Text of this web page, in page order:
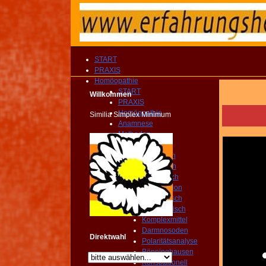
START
PRAXIS
Homöopathie
START
PRAXIS
Homöopathie
Anamnese
Methoden
Klinisch
Biologisch
Klassissch
Isopathisch
Kanalisation
Miasmatisch
Toxikologisch
Komplexmittel
Darmnosoden
Polaritätsanalyse
Bönninghausen
Konstitutionell
Willkommen
Similia Simplex Minimum
Direktwahl